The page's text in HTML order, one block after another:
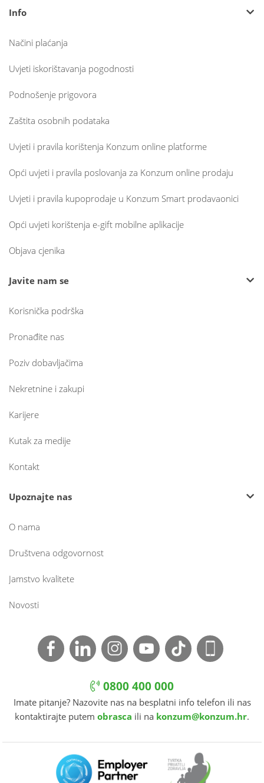
Info
Načini plaćanja
Uvjeti iskorištavanja pogodnosti
Podnošenje prigovora
Zaštita osobnih podataka
Uvjeti i pravila korištenja Konzum online platforme
Opći uvjeti i pravila poslovanja za Konzum online prodaju
Uvjeti i pravila kupoprodaje u Konzum Smart prodavaonici
Opći uvjeti korištenja e-gift mobilne aplikacije
Objava cjenika
Javite nam se
Korisnička podrška
Pronađite nas
Poziv dobavljačima
Nekretnine i zakupi
Karijere
Kutak za medije
Kontakt
Upoznajte nas
O nama
Društvena odgovornost
Jamstvo kvalitete
Novosti
0800 400 000
Imate pitanje? Nazovite nas na besplatni info telefon ili nas
kontaktirajte putem obrasca ili na konzum@konzum.hr.